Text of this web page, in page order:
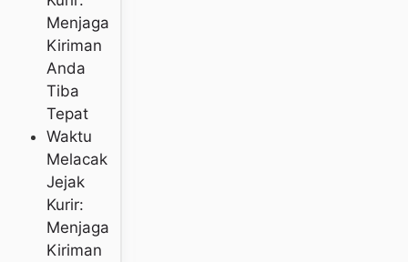
Melacak
Jejak
Kurir:
Menjaga
Kiriman